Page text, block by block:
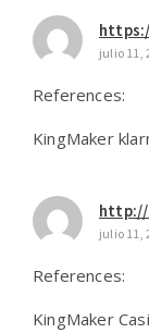
julio 11,
References:
KingMaker
http://
julio 11,
References:
KingMaker